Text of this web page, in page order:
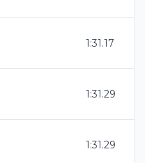
1:31.17
1:31.29
1:31.29